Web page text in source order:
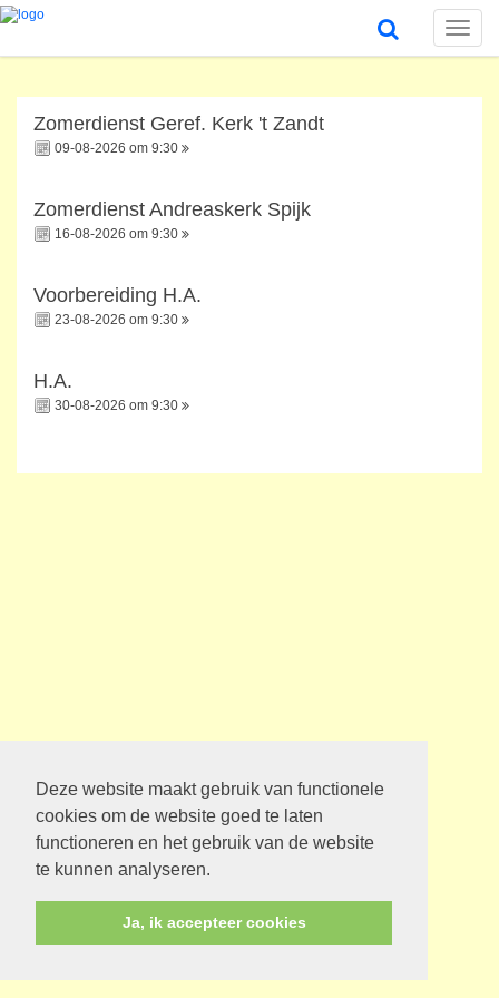
Deze website maakt gebruik van functionele
cookies om de website goed te laten
functioneren en het gebruik van de website
te kunnen analyseren.
Ja, ik accepteer cookies
Toggle
Zomerdienst Geref. Kerk 't Zandt
09-08-2026 om 9:30
Zomerdienst Andreaskerk Spijk
16-08-2026 om 9:30
Voorbereiding H.A.
23-08-2026 om 9:30
H.A.
30-08-2026 om 9:30